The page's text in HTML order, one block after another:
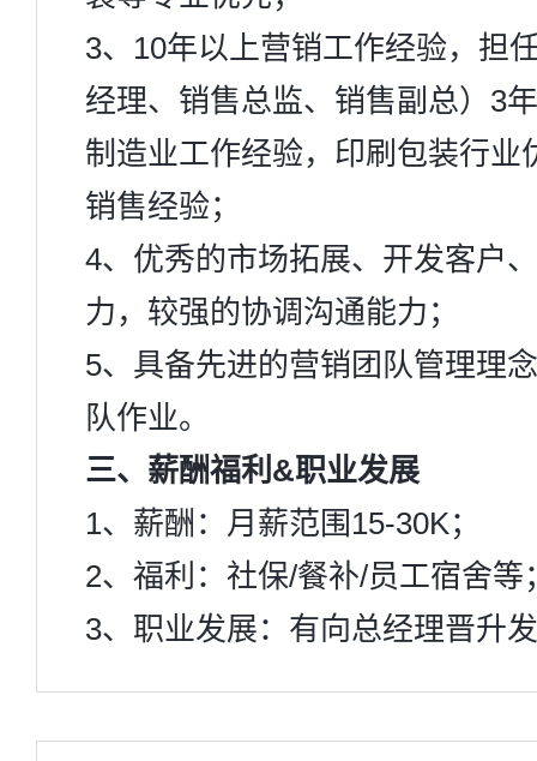
3、10年以上营销工作经验，担
经理、销售总监、销售副总）3
制造业工作经验，印刷包装行业
销售经验；
4、优秀的市场拓展、开发客户
力，较强的协调沟通能力；
5、具备先进的营销团队管理理
队作业。
三、薪酬福利&职业发展
1、薪酬：月薪范围15-30K；
2、福利：社保/餐补/员工宿舍等
3、职业发展：有向总经理晋升